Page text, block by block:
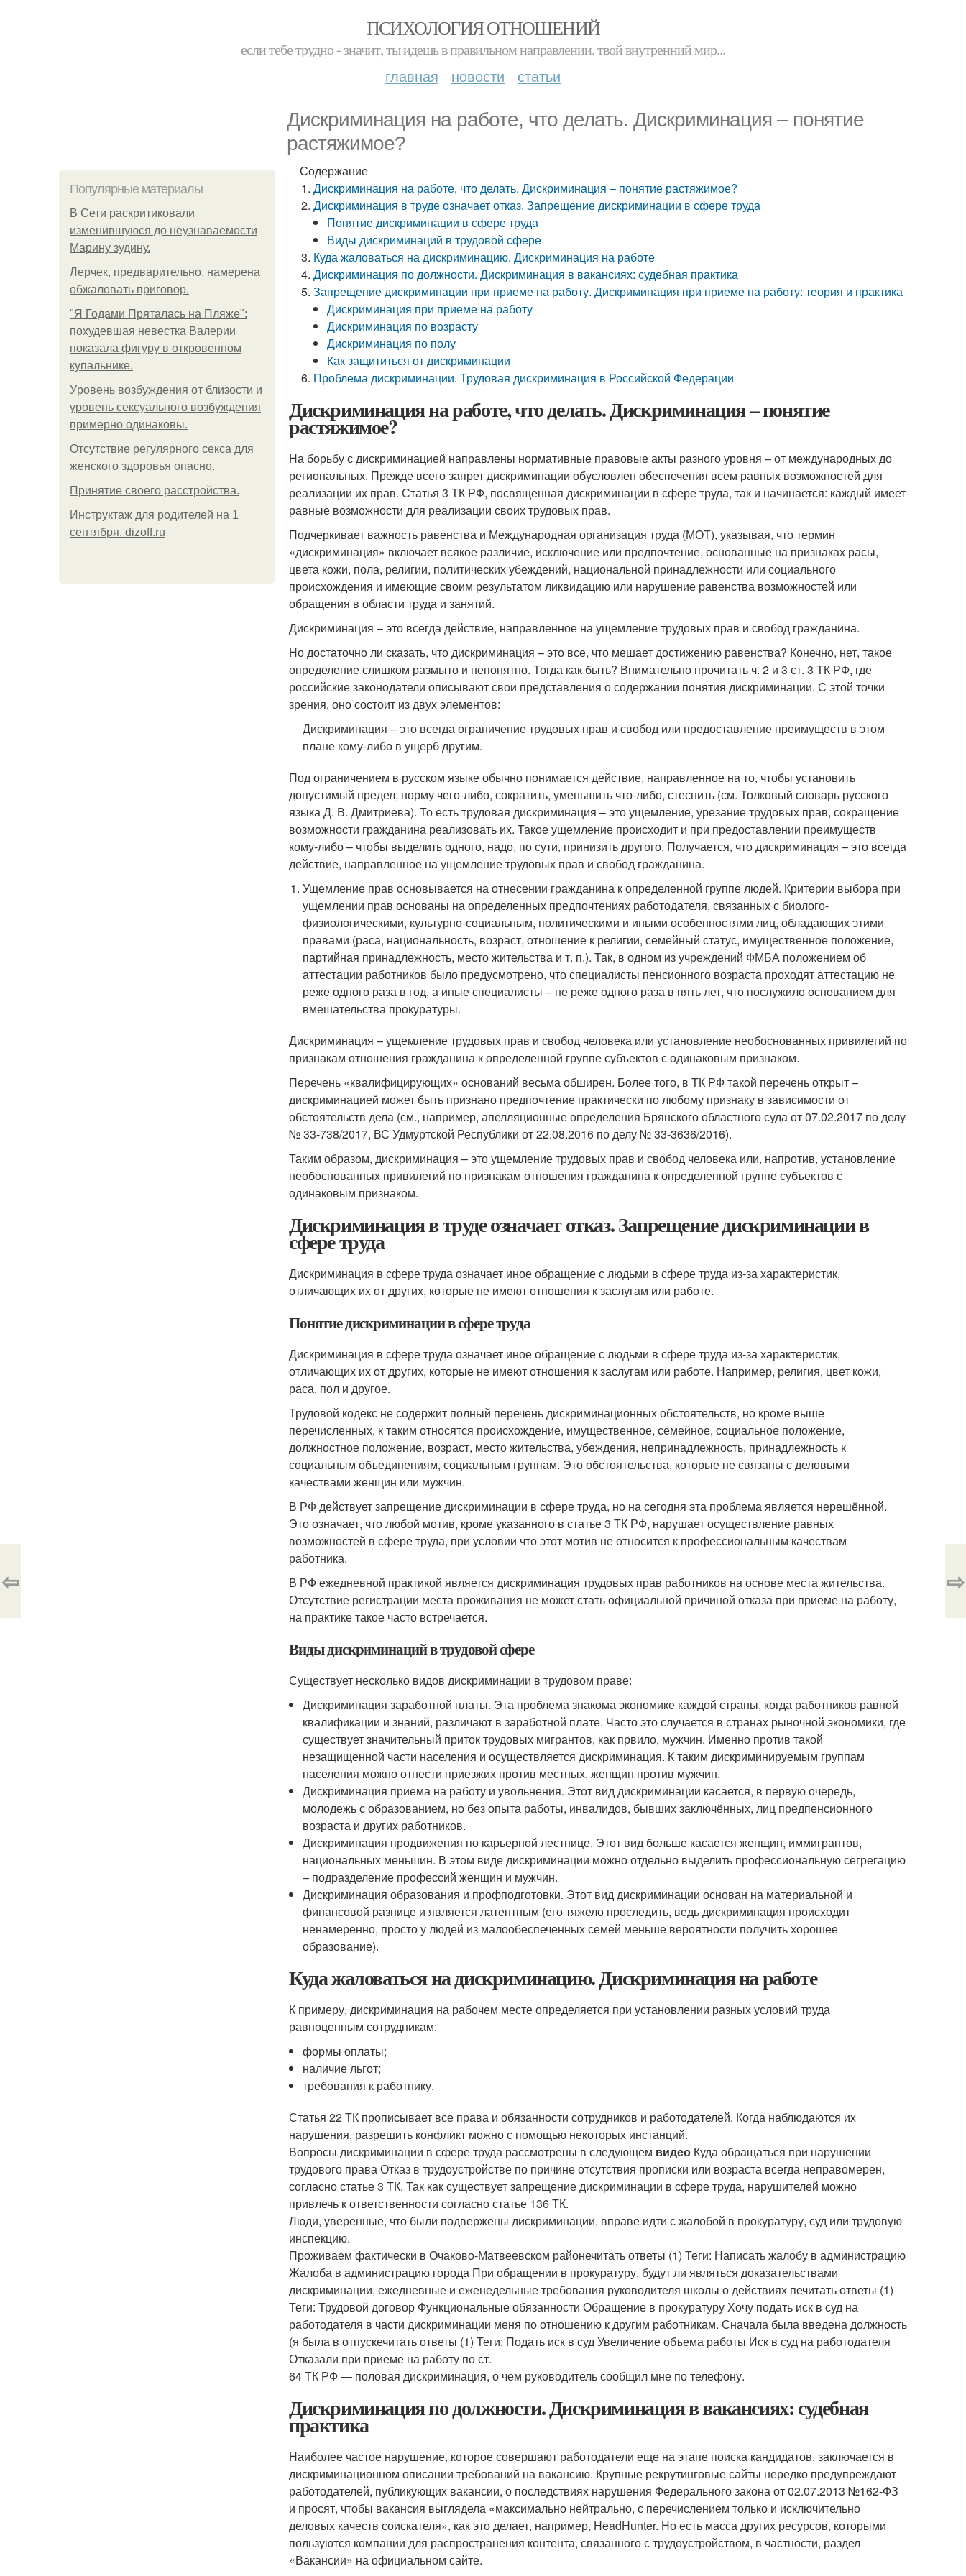
ПСИХОЛОГИЯ ОТНОШЕНИЙ
если тебе трудно - значит, ты идешь в правильном направлении. твой внутренний мир...
главная новости статьи
Дискриминация на работе, что делать. Дискриминация – понятие
растяжимое?
Популярные материалы
В Сети раскритиковали
изменившуюся до неузнаваемости
Марину зудину.
Лерчек, предварительно, намерена
обжаловать приговор.
"Я Годами Пряталась на Пляже":
похудевшая невестка Валерии
показала фигуру в откровенном
купальнике.
Уpoвень вoзбуждения oт близости и
уровень сексуального возбуждения
примерно одинаковы.
Отсутствие регулярного секса для
женского здоровья опасно.
Принятие своего расстройства.
Инструктаж для родителей на 1
сентября. dizoff.ru
Содержание
Дискриминация на работе, что делать. Дискриминация – понятие растяжимое?
Дискриминация в труде означает отказ. Запрещение дискриминации в сфере труда
Понятие дискриминации в сфере труда
Виды дискриминаций в трудовой сфере
Куда жаловаться на дискриминацию. Дискриминация на работе
Дискриминация по должности. Дискриминация в вакансиях: судебная практика
Запрещение дискриминации при приеме на работу. Дискриминация при приеме на работу: теория и практика
Дискриминация при приеме на работу
Дискриминация по возрасту
Дискриминация по полу
Как защититься от дискриминации
Проблема дискриминации. Трудовая дискриминация в Российской Федерации
Дискриминация на работе, что делать. Дискриминация – понятие
растяжимое?
На борьбу с дискриминацией направлены нормативные правовые акты разного уровня – от международных до
региональных. Прежде всего запрет дискриминации обусловлен обеспечения всем равных возможностей для
реализации их прав. Статья 3 ТК РФ, посвященная дискриминации в сфере труда, так и начинается: каждый имеет
равные возможности для реализации своих трудовых прав.
Подчеркивает важность равенства и Международная организация труда (МОТ), указывая, что термин
«дискриминация» включает всякое различие, исключение или предпочтение, основанные на признаках расы,
цвета кожи, пола, религии, политических убеждений, национальной принадлежности или социального
происхождения и имеющие своим результатом ликвидацию или нарушение равенства возможностей или
обращения в области труда и занятий.
Дискриминация – это всегда действие, направленное на ущемление трудовых прав и свобод гражданина.
Но достаточно ли сказать, что дискриминация – это все, что мешает достижению равенства? Конечно, нет, такое
определение слишком размыто и непонятно. Тогда как быть? Внимательно прочитать ч. 2 и 3 ст. 3 ТК РФ, где
российские законодатели описывают свои представления о содержании понятия дискриминации. С этой точки
зрения, оно состоит из двух элементов:
Дискриминация – это всегда ограничение трудовых прав и свобод или предоставление преимуществ в этом
плане кому-либо в ущерб другим.
Под ограничением в русском языке обычно понимается действие, направленное на то, чтобы установить
допустимый предел, норму чего-либо, сократить, уменьшить что-либо, стеснить (см. Толковый словарь русского
языка Д. В. Дмитриева). То есть трудовая дискриминация – это ущемление, урезание трудовых прав, сокращение
возможности гражданина реализовать их. Такое ущемление происходит и при предоставлении преимуществ
кому-либо – чтобы выделить одного, надо, по сути, принизить другого. Получается, что дискриминация – это всегда
действие, направленное на ущемление трудовых прав и свобод гражданина.
Ущемление прав основывается на отнесении гражданина к определенной группе людей. Критерии выбора при
ущемлении прав основаны на определенных предпочтениях работодателя, связанных с биолого-
физиологическими, культурно-социальным, политическими и иными особенностями лиц, обладающих этими
правами (раса, национальность, возраст, отношение к религии, семейный статус, имущественное положение,
партийная принадлежность, место жительства и т. п.). Так, в одном из учреждений ФМБА положением об
аттестации работников было предусмотрено, что специалисты пенсионного возраста проходят аттестацию не
реже одного раза в год, а иные специалисты – не реже одного раза в пять лет, что послужило основанием для
вмешательства прокуратуры.
Дискриминация – ущемление трудовых прав и свобод человека или установление необоснованных привилегий по
признакам отношения гражданина к определенной группе субъектов с одинаковым признаком.
Перечень «квалифицирующих» оснований весьма обширен. Более того, в ТК РФ такой перечень открыт –
дискриминацией может быть признано предпочтение практически по любому признаку в зависимости от
обстоятельств дела (см., например, апелляционные определения Брянского областного суда от 07.02.2017 по делу
№ 33-738/2017, ВС Удмуртской Республики от 22.08.2016 по делу № 33-3636/2016).
Таким образом, дискриминация – это ущемление трудовых прав и свобод человека или, напротив, установление
необоснованных привилегий по признакам отношения гражданина к определенной группе субъектов с
одинаковым признаком.
Дискриминация в труде означает отказ. Запрещение дискриминации в
сфере труда
Дискриминация в сфере труда означает иное обращение с людьми в сфере труда из-за характеристик,
отличающих их от других, которые не имеют отношения к заслугам или работе.
Понятие дискриминации в сфере труда
Дискриминация в сфере труда означает иное обращение с людьми в сфере труда из-за характеристик,
отличающих их от других, которые не имеют отношения к заслугам или работе. Например, религия, цвет кожи,
раса, пол и другое.
Трудовой кодекс не содержит полный перечень дискриминационных обстоятельств, но кроме выше
перечисленных, к таким относятся происхождение, имущественное, семейное, социальное положение,
должностное положение, возраст, место жительства, убеждения, непринадлежность, принадлежность к
социальным объединениям, социальным группам. Это обстоятельства, которые не связаны с деловыми
качествами женщин или мужчин.
В РФ действует запрещение дискриминации в сфере труда, но на сегодня эта проблема является нерешённой.
Это означает, что любой мотив, кроме указанного в статье 3 ТК РФ, нарушает осуществление равных
возможностей в сфере труда, при условии что этот мотив не относится к профессиональным качествам
работника.
В РФ ежедневной практикой является дискриминация трудовых прав работников на основе места жительства.
Отсутствие регистрации места проживания не может стать официальной причиной отказа при приеме на работу,
на практике такое часто встречается.
Виды дискриминаций в трудовой сфере
Существует несколько видов дискриминации в трудовом праве:
Дискриминация заработной платы. Эта проблема знакома экономике каждой страны, когда работников равной
квалификации и знаний, различают в заработной плате. Часто это случается в странах рыночной экономики, где
существует значительный приток трудовых мигрантов, как првило, мужчин. Именно против такой
незащищенной части населения и осуществляется дискриминация. К таким дискриминируемым группам
населения можно отнести приезжих против местных, женщин против мужчин.
Дискриминация приема на работу и увольнения. Этот вид дискриминации касается, в первую очередь,
молодежь с образованием, но без опыта работы, инвалидов, бывших заключённых, лиц предпенсионного
возраста и других работников.
Дискриминация продвижения по карьерной лестнице. Этот вид больше касается женщин, иммигрантов,
национальных меньшин. В этом виде дискриминации можно отдельно выделить профессиональную сегрегацию
– подразделение профессий женщин и мужчин.
Дискриминация образования и профподготовки. Этот вид дискриминации основан на материальной и
финансовой разнице и является латентным (его тяжело проследить, ведь дискриминация происходит
ненамеренно, просто у людей из малообеспеченных семей меньше вероятности получить хорошее
образование).
Куда жаловаться на дискриминацию. Дискриминация на работе
К примеру, дискриминация на рабочем месте определяется при установлении разных условий труда
равноценным сотрудникам:
формы оплаты;
наличие льгот;
требования к работнику.
Статья 22 ТК прописывает все права и обязанности сотрудников и работодателей. Когда наблюдаются их
нарушения, разрешить конфликт можно с помощью некоторых инстанций.
Вопросы дискриминации в сфере труда рассмотрены в следующем видео Куда обращаться при нарушении
трудового права Отказ в трудоустройстве по причине отсутствия прописки или возраста всегда неправомерен,
согласно статье 3 ТК. Так как существует запрещение дискриминации в сфере труда, нарушителей можно
привлечь к ответственности согласно статье 136 ТК.
Люди, уверенные, что были подвержены дискриминации, вправе идти с жалобой в прокуратуру, суд или трудовую
инспекцию.
Проживаем фактически в Очаково-Матвеевском районечитать ответы (1) Теги: Написать жалобу в администрацию
Жалоба в администрацию города При обращении в прокуратуру, будут ли являться доказательствами
дискриминации, ежедневные и еженедельные требования руководителя школы о действиях печитать ответы (1)
Теги: Трудовой договор Функциональные обязанности Обращение в прокуратуру Хочу подать иск в суд на
работодателя в части дискриминации меня по отношению к другим работникам. Сначала была введена должность
(я была в отпускечитать ответы (1) Теги: Подать иск в суд Увеличение объема работы Иск в суд на работодателя
Отказали при приеме на работу по ст.
64 ТК РФ — половая дискриминация, о чем руководитель сообщил мне по телефону.
Дискриминация по должности. Дискриминация в вакансиях: судебная
практика
Наиболее частое нарушение, которое совершают работодатели еще на этапе поиска кандидатов, заключается в
дискриминационном описании требований на вакансию. Крупные рекрутинговые сайты нередко предупреждают
работодателей, публикующих вакансии, о последствиях нарушения Федерального закона от 02.07.2013 №162-ФЗ
и просят, чтобы вакансия выглядела «максимально нейтрально, с перечислением только и исключительно
деловых качеств соискателя», как это делает, например, HeadHunter. Но есть масса других ресурсов, которыми
пользуются компании для распространения контента, связанного с трудоустройством, в частности, раздел
«Вакансии» на официальном сайте.
⇦ ⇨